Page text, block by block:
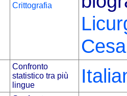
Crittografia
Confronto
statistico tra più
lingue